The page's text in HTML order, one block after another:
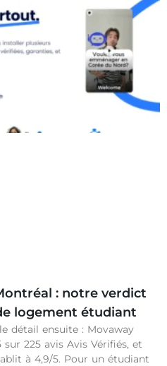
: notre verdict
logement étudiant
détail ensuite : Movaway
225 avis Avis Vérifiés, et
à 4,9/5. Pour un étudiant